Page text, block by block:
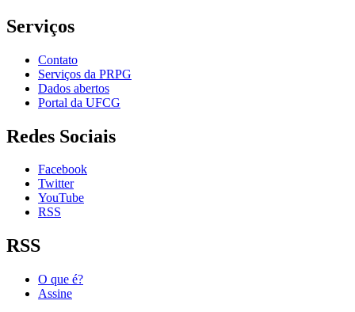
Serviços
Contato
Serviços da PRPG
Dados abertos
Portal da UFCG
Redes Sociais
Facebook
Twitter
YouTube
RSS
RSS
O que é?
Assine